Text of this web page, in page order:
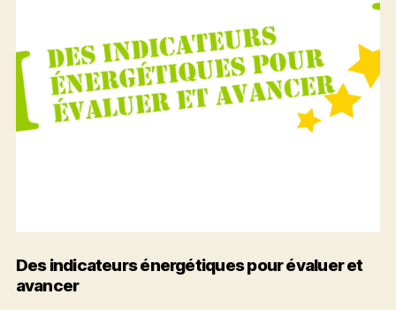
réfugiés
Des indicateurs énergétiques pour évaluer et
avancer